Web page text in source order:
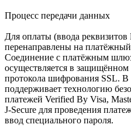
Процесс передачи данных
Для оплаты (ввода
перенаправлены на
Соединение с платёжным
осуществляется в
протокола шифрования SSL. В
поддерживает технологию
платежей Verified By Visa,
J-Secure для проведения
ввод специального пароля.